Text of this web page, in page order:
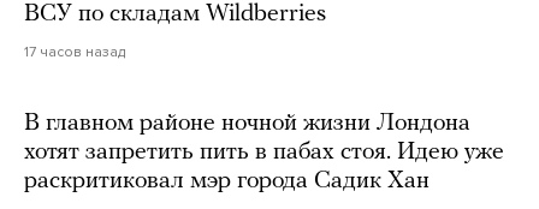
ВСУ по складам Wildberries
17 часов назад
В главном районе ночной жизни Лондона
хотят запретить пить в пабах стоя. Идею уже
раскритиковал мэр города Садик Хан